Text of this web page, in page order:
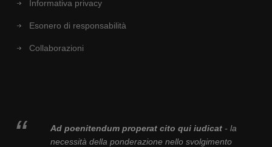
Informativa privacy
Esonero di responsabilità
Collaborazioni
Ad poenitendum properat cito qui iudicat- la
necessità della ponderazione nello svolgimento